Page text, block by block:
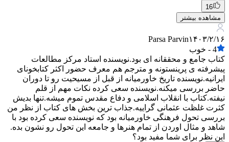
16
مشاهده بیشتر
Parsa Parvin۱۴۰۳/۲/۱۶
4
- خوب
کتاب جامع و محققانه ای بود.نویسنده استاد مرکز مطالعات
پیشرفته ی پرینستونه و مترجم هم معرف حضور اکثر کتابخونای
ایرانیه.نویسنده تاریخ خاورمیانه از قبل از مسیحیت رو تا دوران
حاضر بررسی میکنه.نویسنده سعی کرده نکات مهم از قلم
نیفته.کتاب با انقلاب اسلامی و دفاع مقدس تموم میشه.تنها بدیش
کثرت غلظت عثمانی گراییه.جذاب ترین بخش های کتاب از نظر من
بررسی تحول فرهنگی خاورمیانه بود که نویسنده سعی کرده بود با
شاهد و مثال اوردن از تمام هنرها و جامعه این تحول رو نشون بده.
این نظر برای شما مفید بود؟